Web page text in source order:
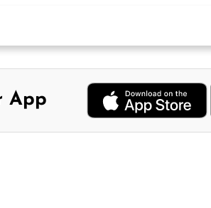
App